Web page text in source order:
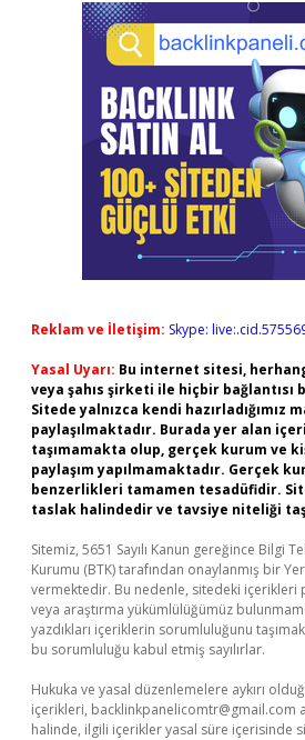
Reklam ve İletişim: Skype:
Yasal Uyarı: Bu internet sitesi,
veya şahıs şirketi ile hiçbir bağlantısı
Sitede yalnızca kendi hazırladığımız
paylaşılmaktadır. Burada yer alan
taşımamakta olup, gerçek kurum ve
paylaşım yapılmamaktadır. Gerçek
benzerlikleri tamamen tesadüfidir.
taslak halindedir ve tavsiye niteliği
Sitemiz, 5651 Sayılı Kanun gereğince Bilgi
Kurumu (BTK) tarafından onaylanmış bir
vermektedir. Bu nedenle, sitedeki
veya araştırma yükümlülüğümüz
yazdıkları içeriklerin sorumluluğunu
bu sorumluluğu kabul etmiş sayılırlar.
Hukuka ve yasal düzenlemelere aykırı
içerikleri, backlinkpanelicomtr@gmail.com
halinde, ilgili içerikler yasal süre içerisinde